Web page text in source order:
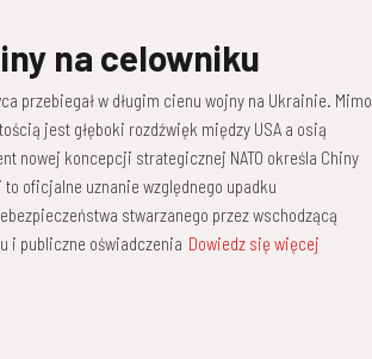
na celowniku
przebiegał w długim cienu wojny na Ukrainie. Mimo
jest głęboki rozdźwięk między USA a osią
nowej koncepcji strategicznej NATO określa Chiny
oficjalne uznanie względnego upadku
stwarzanego przez wschodzącą
i publiczne oświadczenia Dowiedz się więcej